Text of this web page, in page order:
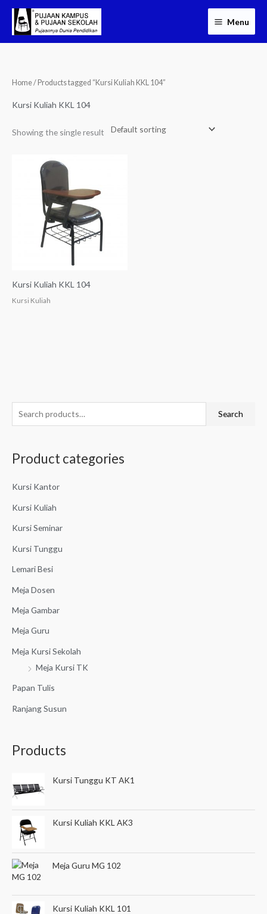
Skip
content
Menu
e
h
f
:
Search
Product categories
Kursi Kantor
Kursi Kuliah
Kursi Seminar
Kursi Tunggu
Lemari Besi
Meja Dosen
Meja Gambar
Meja Guru
Meja Kursi Sekolah
Meja Kursi TK
Papan Tulis
Ranjang Susun
Products
Kursi Tunggu KT AK1
Kursi Kuliah KKL AK3
Meja Guru MG 102
Kursi Kuliah KKL 101
Home/ Products tagged “Kursi Kuliah KKL 104”
Kursi Kuliah KKL 104
Showing the single result
Kursi Kuliah KKL 104
Kursi Kuliah